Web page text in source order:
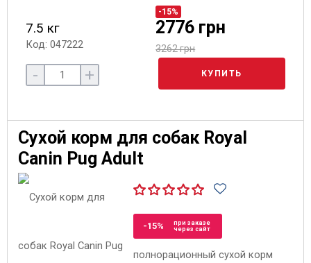
7.5 кг
Код: 047222
-15%
2776 грн
3262 грн
- + КУПИТЬ
Сухой корм для собак Royal
Canin Pug Adult
-15%
при заказе
через сайт
полнорационный сухой корм